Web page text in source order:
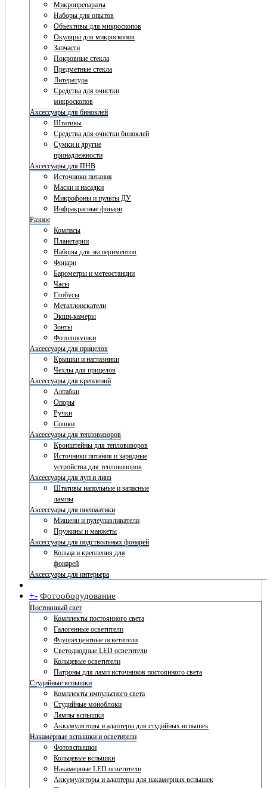
Микропрепараты
Наборы для опытов
Объективы для микроскопов
Окуляры для микроскопов
Запчасти
Покровные стекла
Предметные стекла
Литература
Средства для очистки
микроскопов
Аксессуары для биноклей
Штативы
Средства для очистки биноклей
Сумки и другие
принадлежности
Аксессуары для ПНВ
Источники питания
Маски и насадки
Микрофоны и пульты ДУ
Инфракрасные фонари
Разное
Компасы
Планетарии
Наборы для экспериментов
Фонари
Барометры и метеостанции
Часы
Глобусы
Металлоискатели
Экшн-камеры
Зонты
Фотоловушки
Аксессуары для прицелов
Крышки и наглазники
Чехлы для прицелов
Аксессуары для креплений
Антабки
Опоры
Ручки
Сошки
Аксессуары для тепловизоров
Кронштейны для тепловизоров
Источники питания и зарядные
устройства для тепловизоров
Аксессуары для луп и линз
Штативы напольные и запасные
лампы
Аксессуары для пневматики
Мишени и пулеулавливатели
Пружины и манжеты
Аксессуары для подствольных фонарей
Кольца и крепления для
фонарей
Аксессуары для интерьера
+- Фотооборудование
Постоянный свет
Комплекты постоянного света
Галогенные осветители
Флуоресцентные осветители
Светодиодные LED осветители
Кольцевые осветители
Патроны для ламп источников постоянного света
Студийные вспышки
Комплекты импульсного света
Студийные моноблоки
Лампы вспышки
Аккумуляторы и адаптеры для студийных вспышек
Накамерные вспышки и осветители
Фотовспышки
Кольцевые вспышки
Накамерные LED осветители
Аккумуляторы и адаптеры для накамерных вспышек